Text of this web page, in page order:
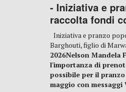
- Iniziativa e
raccolta fondi
Iniziativa e pranzo
Barghouti, figlio di
2026Nelson Mandela
l'importanza di
possibile per il
maggio con messaggi